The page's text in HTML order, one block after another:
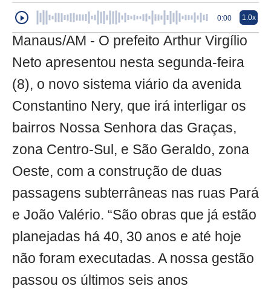
0:00 1.0x
Manaus/AM - O prefeito Arthur Virgílio
Neto apresentou nesta segunda-feira
(8), o novo sistema viário da avenida
Constantino Nery, que irá interligar os
bairros Nossa Senhora das Graças,
zona Centro-Sul, e São Geraldo, zona
Oeste, com a construção de duas
passagens subterrâneas nas ruas Pará
e João Valério. “São obras que já estão
planejadas há 40, 30 anos e até hoje
não foram executadas. A nossa gestão
passou os últimos seis anos